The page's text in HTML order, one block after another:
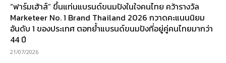
“ฟาร์มเฮ้าส์” ขึ้นแท่นแบรนด์ขนมปังในใจคนไทย คว้ารางวัล
Marketeer No. 1 Brand Thailand 2026 กวาดคะแนนนิยม
อันดับ 1 ของประเทศ ตอกย้ำแบรนด์ขนมปังที่อยู่คู่คนไทยมากว่า
44 ปี
21/07/2026